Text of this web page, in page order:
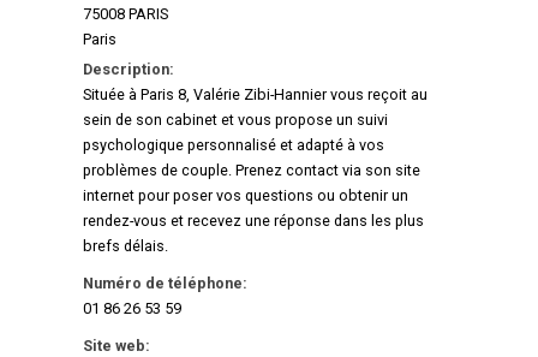
75008 PARIS
Paris
Description:
Située à Paris 8, Valérie Zibi-Hannier vous reçoit au
sein de son cabinet et vous propose un suivi
psychologique personnalisé et adapté à vos
problèmes de couple. Prenez contact via son site
internet pour poser vos questions ou obtenir un
rendez-vous et recevez une réponse dans les plus
brefs délais.
Numéro de téléphone:
01 86 26 53 59
Site web: